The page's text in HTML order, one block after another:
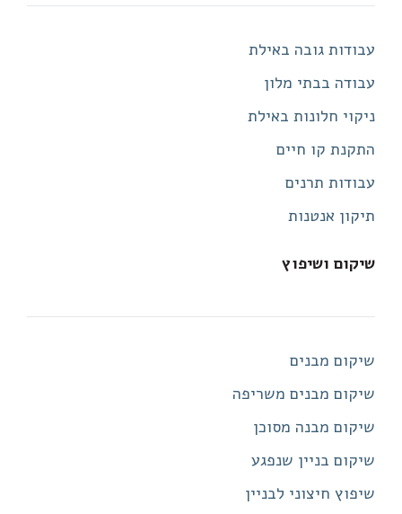
עבודות גובה באילת
עבודה בבתי מלון
ניקוי חלונות באילת
התקנת קו חיים
עבודות תרנים
תיקון אנטנות
שיקום ושיפוץ
שיקום מבנים
שיקום מבנים משריפה
שיקום מבנה מסוכן
שיקום בניין שנפגע
שיפוץ חיצוני לבניין